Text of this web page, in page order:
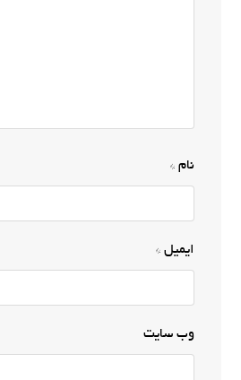
نام*
ایمیل*
وب‌ سایت